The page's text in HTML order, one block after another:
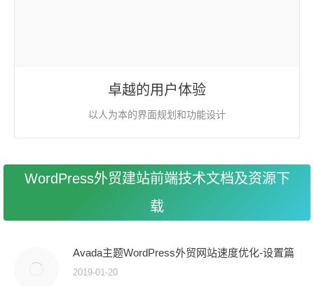
卓越的用户体验
以人为本的界面规划和功能设计
WordPress外贸建站前端技术文档及资源下
载
Avada主题WordPress外贸网站速度优化-设置篇
2019-01-20